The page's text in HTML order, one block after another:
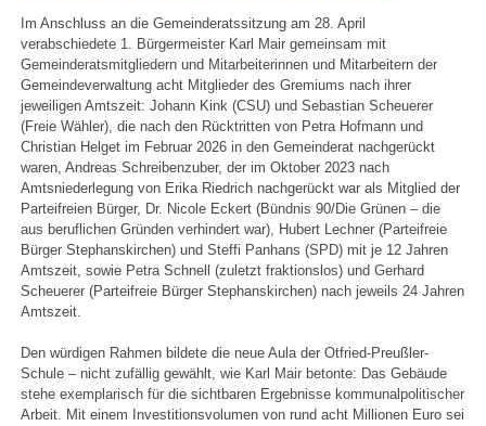
Im Anschluss an die Gemeinderatssitzung am 28. April
verabschiedete 1. Bürgermeister Karl Mair gemeinsam mit
Gemeinderatsmitgliedern und Mitarbeiterinnen und Mitarbeitern der
Gemeindeverwaltung acht Mitglieder des Gremiums nach ihrer
jeweiligen Amtszeit: Johann Kink (CSU) und Sebastian Scheuerer
(Freie Wähler), die nach den Rücktritten von Petra Hofmann und
Christian Helget im Februar 2026 in den Gemeinderat nachgerückt
waren, Andreas Schreibenzuber, der im Oktober 2023 nach
Amtsniederlegung von Erika Riedrich nachgerückt war als Mitglied der
Parteifreien Bürger, Dr. Nicole Eckert (Bündnis 90/Die Grünen – die
aus beruflichen Gründen verhindert war), Hubert Lechner (Parteifreie
Bürger Stephanskirchen) und Steffi Panhans (SPD) mit je 12 Jahren
Amtszeit, sowie Petra Schnell (zuletzt fraktionslos) und Gerhard
Scheuerer (Parteifreie Bürger Stephanskirchen) nach jeweils 24 Jahren
Amtszeit.
Den würdigen Rahmen bildete die neue Aula der Otfried-Preußler-
Schule – nicht zufällig gewählt, wie Karl Mair betonte: Das Gebäude
stehe exemplarisch für die sichtbaren Ergebnisse kommunalpolitischer
Arbeit. Mit einem Investitionsvolumen von rund acht Millionen Euro sei